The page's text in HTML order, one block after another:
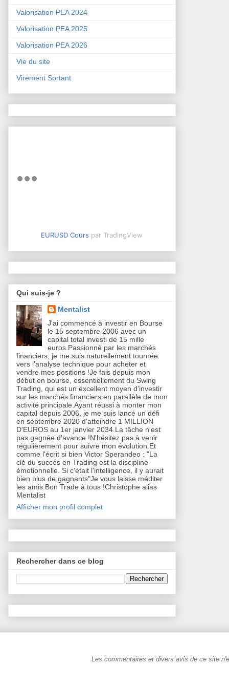
Valorisation PEA 2024
Valorisation PEA 2025
Valorisation PEA 2026
Vie du site
Virement Sortant
EURUSD Cours par TradingView
Qui suis-je ?
Mentalist
J'ai commencé à investir en Bourse
le 15 septembre 2006 avec un
capital total investi de 15 mille
euros.Passionné par les marchés
financiers, je me suis naturellement tournée
vers l'analyse technique pour acheter et
vendre mes positions !Je fais depuis mon
début en bourse, essentiellement du Swing
Trading, qui est un excellent moyen d'investir
sur les marchés financiers en parallèle de mon
activité principale.Ayant réussi à monter mon
capital depuis 2006, je me suis lancé un défi
en septembre 2020 d'atteindre 1 MILLION
D'EUROS au 1er janvier 2034.La tâche n'est
pas gagnée d'avance !N'hésitez pas à venir
régulièrement pour suivre mon évolution.Et
comme l'écrit si bien Victor Sperandeo : "La
clé du succès en Trading est la discipline
émotionnelle. Si c'était l'intelligence, il y aurait
bien plus de gagnants"Je vous laisse méditer
les amis.Bon Trade à tous !Christophe alias
Mentalist
Afficher mon profil complet
Rechercher dans ce blog
Les commentaires et divers avis de ce site